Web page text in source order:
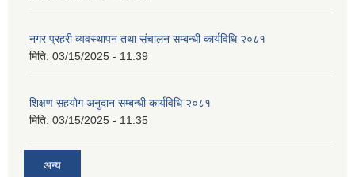
नगर प्रहरी व्यवस्थापन तथा संचालन सम्बन्धी कार्यविधि २०८१
मिति: 03/15/2025 - 11:39
शिक्षण सहयोग अनुदान सम्बन्धी कार्यविधि २०८१
मिति: 03/15/2025 - 11:35
अन्य